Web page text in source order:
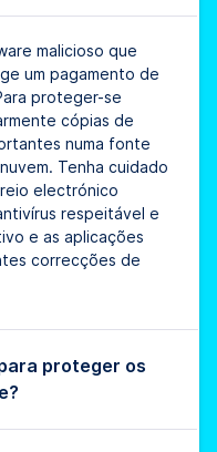
malicioso que
um pagamento de
proteger-se
cópias de
numa fonte
Tenha cuidado
electrónico
respeitável e
e as aplicações
correcções de
proteger os